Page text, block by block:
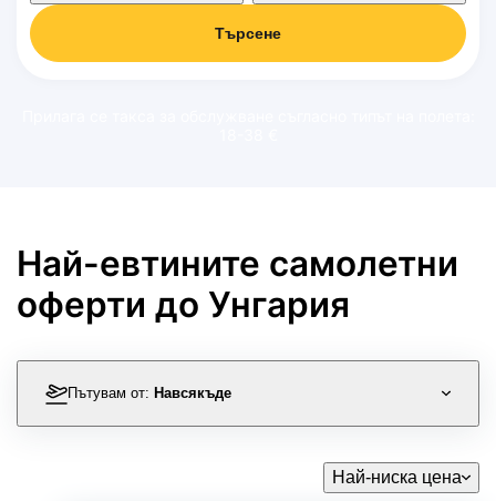
Търсене
Най-евтините самолетни
оферти до Унгария
Пътувам от: Навсякъде
Най-ниска цена